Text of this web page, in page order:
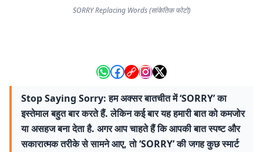
SORRY Replacing Words (सांकेतिक फोटो)
Stop Saying Sorry: हम अक्सर बातचीत में ‘SORRY’ का
इस्तेमाल बहुत बार करते हैं. लेकिन कई बार यह हमारी बात को कमजोर
या असहज बना देता है. अगर आप चाहते हैं कि आपकी बात स्पष्ट और
सकारात्मक तरीके से सामने आए, तो ‘SORRY’ की जगह कुछ स्मार्ट